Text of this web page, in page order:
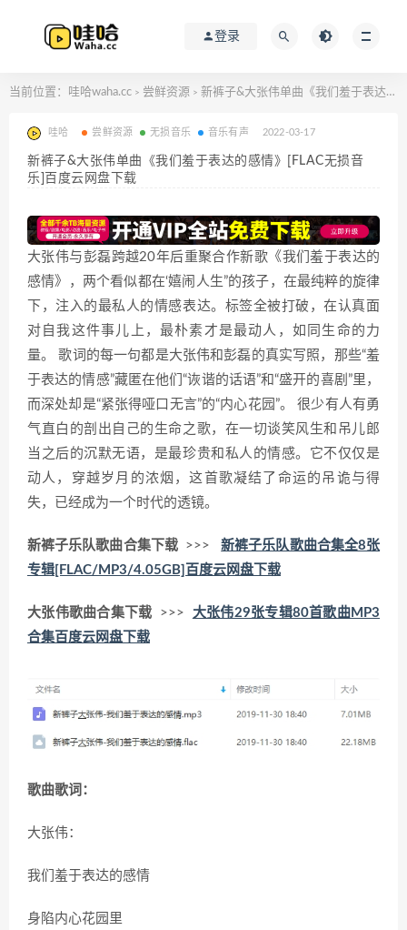
登录
当前位置： 哇哈waha.cc > 尝鲜资源 > 新裤子&大张伟单曲《我们羞于表达的感情》[FLAC无损音乐]百度云网盘下载
哇哈 尝鲜资源 无损音乐 音乐有声 2022-03-17
新裤子&大张伟单曲《我们羞于表达的感情》[FLAC无损音
乐]百度云网盘下载
大张伟与彭磊跨越20年后重聚合作新歌《我们羞于表达的
感情》，两个看似都在‘嬉闹人生”的孩子，在最纯粹的旋律
下，注入的最私人的情感表达。标签全被打破，在认真面
对自我这件事儿上，最朴素才是最动人，如同生命的力
量。 歌词的每一句都是大张伟和彭磊的真实写照，那些“羞
于表达的情感”藏匿在他们“诙谐的话语”和“盛开的喜剧”里，
而深处却是“紧张得哑口无言”的“内心花园”。 很少有人有勇
气直白的剖出自己的生命之歌，在一切谈笑风生和吊儿郎
当之后的沉默无语，是最珍贵和私人的情感。它不仅仅是
动人，穿越岁月的浓烟，这首歌凝结了命运的吊诡与得
失，已经成为一个时代的透镜。
新裤子乐队歌曲合集下载 >>>新裤子乐队歌曲合集全8张
专辑[FLAC/MP3/4.05GB]百度云网盘下载
大张伟歌曲合集下载 >>> 大张伟29张专辑80首歌曲MP3
合集百度云网盘下载
歌曲歌词：
大张伟：
我们羞于表达的感情
身陷内心花园里